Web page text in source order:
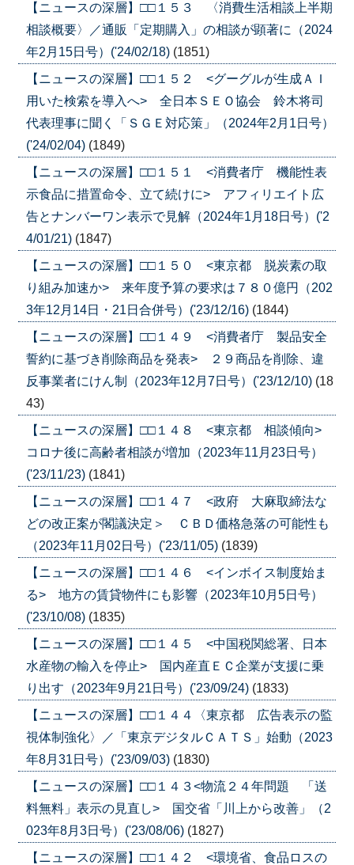
【ニュースの深層】□□１５３ 〈消費生活相談上半期
相談概要〉／通販「定期購入」の相談が顕著に（2024
年2月15日号）('24/02/18) (1851)
【ニュースの深層】□□１５２ <グーグルが生成ＡＩ
用いた検索を導入へ> 全日本ＳＥＯ協会 鈴木将司
代表理事に聞く「ＳＧＥ対応策」（2024年2月1日号）
('24/02/04) (1849)
【ニュースの深層】□□１５１ <消費者庁 機能性表
示食品に措置命令、立て続けに> アフィリエイト広
告とナンバーワン表示で見解（2024年1月18日号）('2
4/01/21) (1847)
【ニュースの深層】□□１５０ <東京都 脱炭素の取
り組み加速か> 来年度予算の要求は７８０億円（202
3年12月14日・21日合併号）('23/12/16) (1844)
【ニュースの深層】□□１４９ <消費者庁 製品安全
誓約に基づき削除商品を発表> ２９商品を削除、違
反事業者にけん制（2023年12月7日号）('23/12/10) (18
43)
【ニュースの深層】□□１４８ <東京都 相談傾向>
コロナ後に高齢者相談が増加（2023年11月23日号）
('23/11/23) (1841)
【ニュースの深層】□□１４７ <政府 大麻取締法な
どの改正案が閣議決定＞ ＣＢＤ価格急落の可能性も
（2023年11月02日号）('23/11/05) (1839)
【ニュースの深層】□□１４６ <インボイス制度始ま
る> 地方の賃貸物件にも影響（2023年10月5日号）
('23/10/08) (1835)
【ニュースの深層】□□１４５ <中国税関総署、日本
水産物の輸入を停止> 国内産直ＥＣ企業が支援に乗
り出す（2023年9月21日号）('23/09/24) (1833)
【ニュースの深層】□□１４４〈東京都 広告表示の監
視体制強化〉／「東京デジタルＣＡＴＳ」始動（2023
年8月31日号）('23/09/03) (1830)
【ニュースの深層】□□１４３<物流２４年問題 「送
料無料」表示の見直し> 国交省「川上から改善」（2
023年8月3日号）('23/08/06) (1827)
【ニュースの深層】□□１４２ <環境省、食品ロスの